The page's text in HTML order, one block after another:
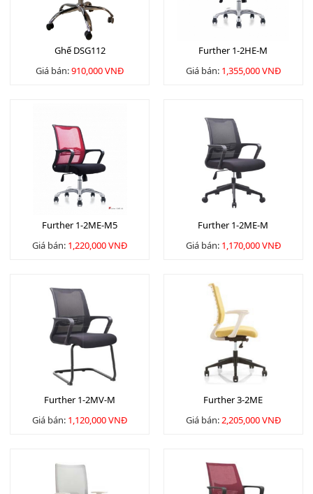
Ghế DSG112
Giá bán:910,000 VNĐ
Further 1-2HE-M
Giá bán: 1,355,000 VNĐ
Further 1-2ME-M5
Giá bán: 1,220,000 VNĐ
Further 1-2ME-M
Giá bán: 1,170,000 VNĐ
Further 1-2MV-M
Giá bán: 1,120,000 VNĐ
Further 3-2ME
Giá bán:2,205,000 VNĐ